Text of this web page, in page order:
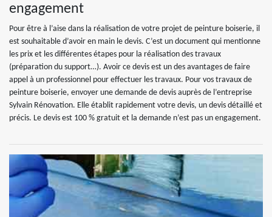
engagement
Pour être à l’aise dans la réalisation de votre projet de peinture boiserie, il
est souhaitable d’avoir en main le devis. C’est un document qui mentionne
les prix et les différentes étapes pour la réalisation des travaux
(préparation du support…). Avoir ce devis est un des avantages de faire
appel à un professionnel pour effectuer les travaux. Pour vos travaux de
peinture boiserie, envoyer une demande de devis auprès de l’entreprise
Sylvain Rénovation. Elle établit rapidement votre devis, un devis détaillé et
précis. Le devis est 100 % gratuit et la demande n’est pas un engagement.